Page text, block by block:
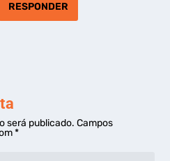
RESPONDER
será publicado. Campos
*